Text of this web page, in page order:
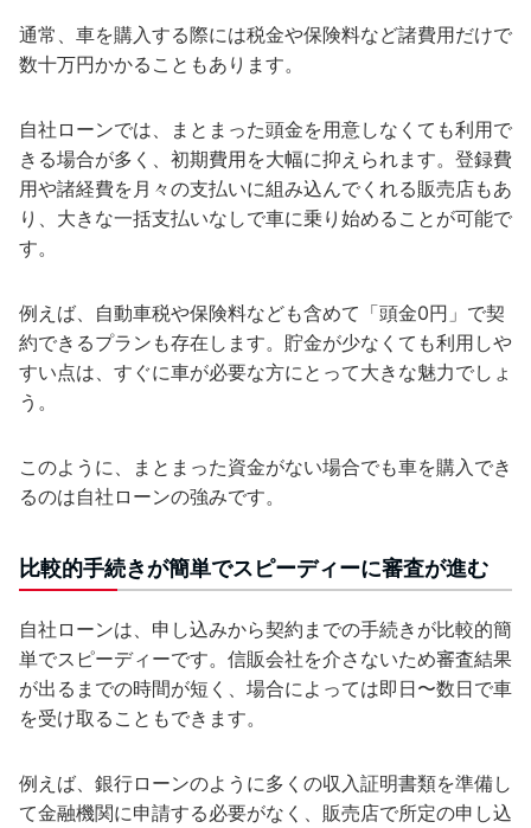
通常、車を購入する際には税金や保険料など諸費用だけで
数十万円かかることもあります。
自社ローンでは、まとまった頭金を用意しなくても利用で
きる場合が多く、初期費用を大幅に抑えられます。登録費
用や諸経費を月々の支払いに組み込んでくれる販売店もあ
り、大きな一括支払いなしで車に乗り始めることが可能で
す。
例えば、自動車税や保険料なども含めて「頭金0円」で契
約できるプランも存在します。貯金が少なくても利用しや
すい点は、すぐに車が必要な方にとって大きな魅力でしょ
う。
このように、まとまった資金がない場合でも車を購入でき
るのは自社ローンの強みです。
比較的手続きが簡単でスピーディーに審査が進む
自社ローンは、申し込みから契約までの手続きが比較的簡
単でスピーディーです。信販会社を介さないため審査結果
が出るまでの時間が短く、場合によっては即日〜数日で車
を受け取ることもできます。
例えば、銀行ローンのように多くの収入証明書類を準備し
て金融機関に申請する必要がなく、販売店で所定の申し込